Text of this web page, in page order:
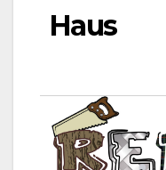
Haus